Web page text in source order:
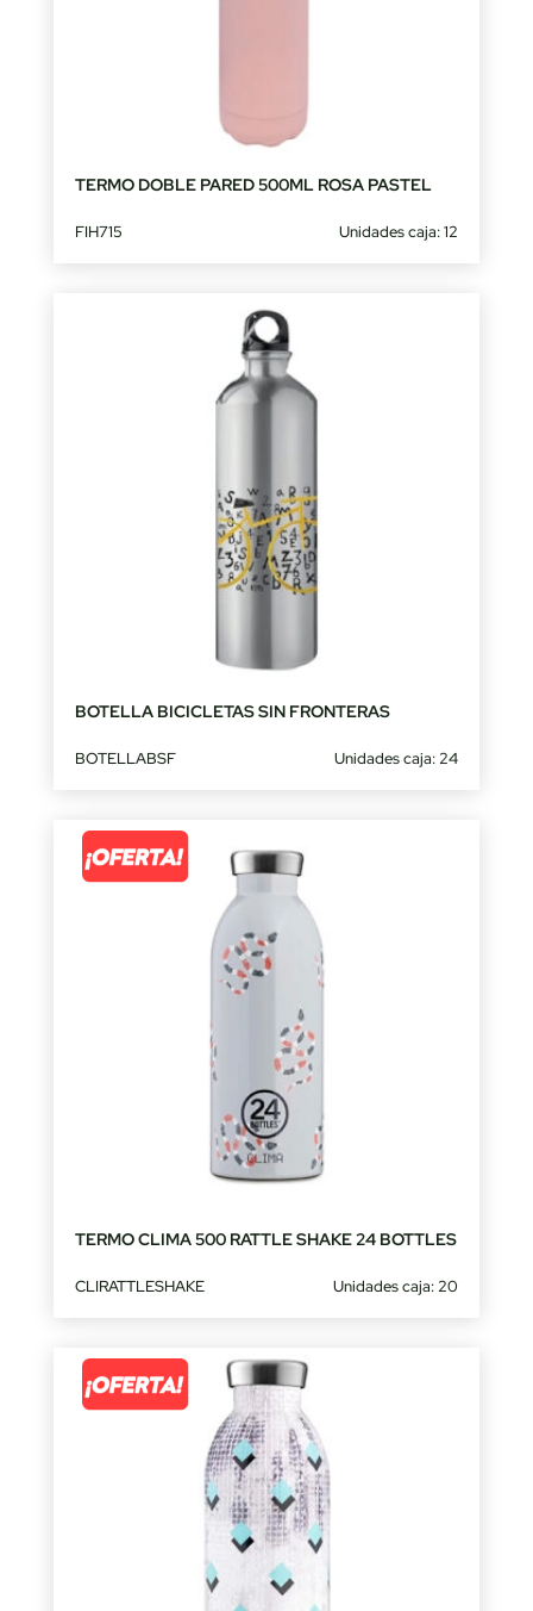
TERMO DOBLE PARED 500ML ROSA PASTEL
FIH715 Unidades caja: 12
BOTELLA BICICLETAS SIN FRONTERAS
BOTELLABSF Unidades caja: 24
TERMO CLIMA 500 RATTLE SHAKE 24 BOTTLES
CLIRATTLESHAKE Unidades caja: 20